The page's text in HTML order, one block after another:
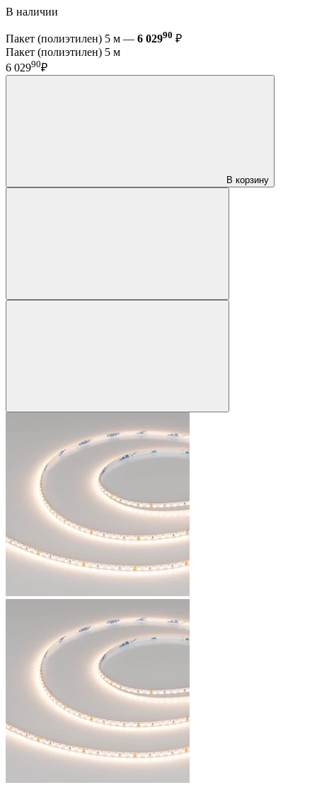
В наличии
Пакет (полиэтилен) 5 м — 6 02990 ₽
Пакет (полиэтилен) 5 м
6 02990₽
В корзину